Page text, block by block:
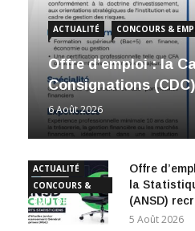
ACTUALITÉ CONCOURS &
Offre d’emploi : la
Consignations
6 Août 2026
ACTUALITÉ
CONCOURS &
EMPLOI
Offre
la
(ANSD)
5 Août 2026